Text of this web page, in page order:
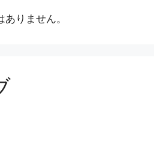
りません。